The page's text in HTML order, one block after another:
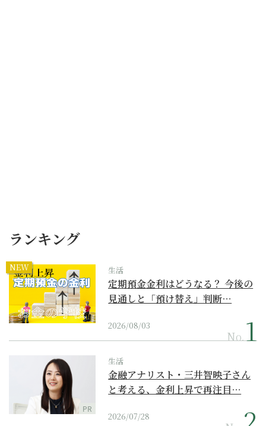
ランキング
NEW 生活
定期預金金利はどうなる？ 今後の
見通しと「預け替え」判断…
2026/08/03
No.
PR
生活
金融アナリスト・三井智映子さん
と考える、金利上昇で再注目…
2026/07/28